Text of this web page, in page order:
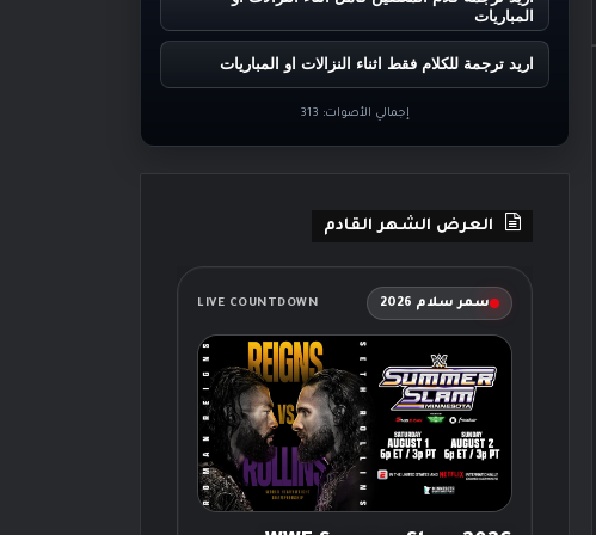
المباريات
اريد ترجمة للكلام فقط اثناء النزالات او المباريات
إجمالي الأصوات: 313
العرض الشهر القادم
سمر سلام 2026 LIVE COUNTDOWN